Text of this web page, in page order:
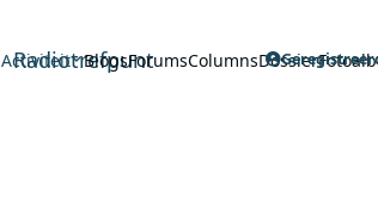
Radiotrefpunt
Activiteit BlogsForumsColumnsDossier